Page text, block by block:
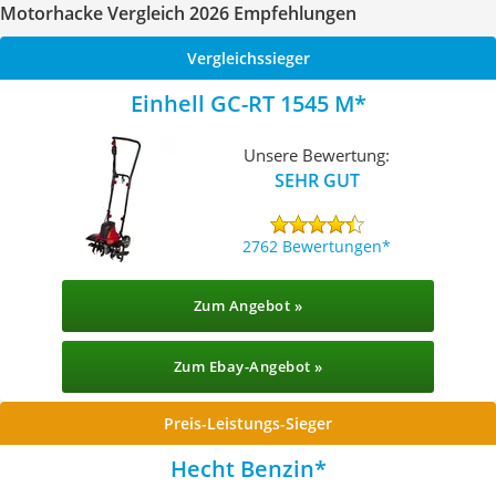
Motorhacke Vergleich 2026 Empfehlungen
Vergleichssieger
Einhell GC-RT 1545 M
Unsere Bewertung:
SEHR GUT
2762 Bewertungen
Zum Angebot »
Zum Ebay-Angebot »
Preis-Leistungs-Sieger
Hecht Benzin